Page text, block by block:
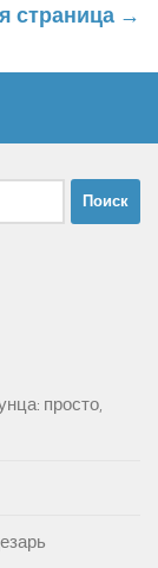
страница →
просто,